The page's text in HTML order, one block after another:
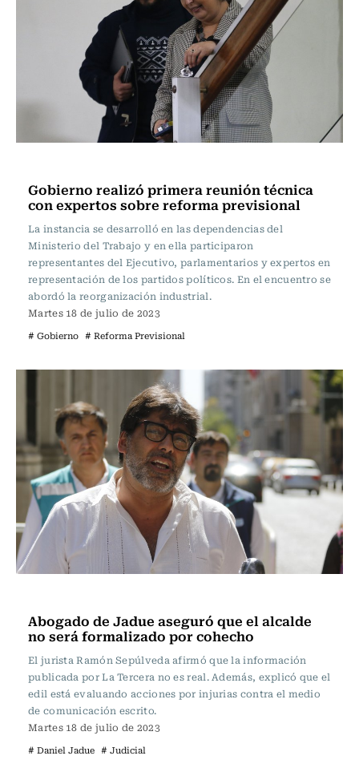
Gobierno realizó primera reunión técnica
con expertos sobre reforma previsional
La instancia se desarrolló en las dependencias del
Ministerio del Trabajo y en ella participaron
representantes del Ejecutivo, parlamentarios y expertos en
representación de los partidos políticos. En el encuentro se
abordó la reorganización industrial.
Martes 18 de julio de 2023
# Gobierno # Reforma Previsional
Abogado de Jadue aseguró que el alcalde
no será formalizado por cohecho
El jurista Ramón Sepúlveda afirmó que la información
publicada por La Tercera no es real. Además, explicó que el
edil está evaluando acciones por injurias contra el medio
de comunicación escrito.
Martes 18 de julio de 2023
# Daniel Jadue # Judicial